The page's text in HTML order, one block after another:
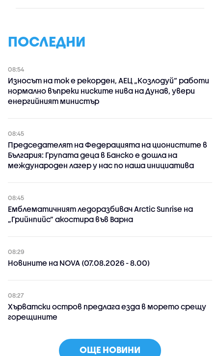
ПОСЛЕДНИ
08:54
Износът на ток е рекорден, АЕЦ „Козлодуй“ работи
нормално въпреки ниските нива на Дунав, увери
енергийният министър
08:45
Председателят на Федерацията на ционистите в
България: Групата деца в Банско е дошла на
международен лагер у нас по наша инициатива
08:45
Емблематичният ледоразбивач Arctic Sunrise на
„Грийнпийс” акостира във Варна
08:29
Новините на NOVA (07.08.2026 - 8.00)
08:27
Хърватски остров предлага езда в морето срещу
горещините
ОЩЕ НОВИНИ